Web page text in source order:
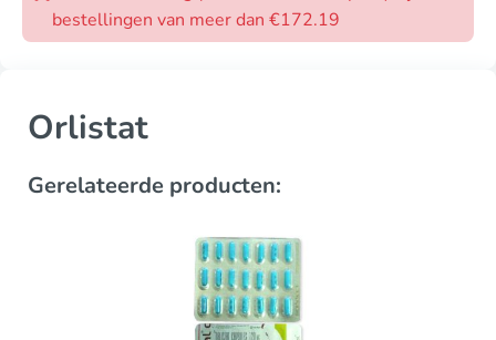
bestellingen van meer dan €172.19
Orlistat
Gerelateerde producten: